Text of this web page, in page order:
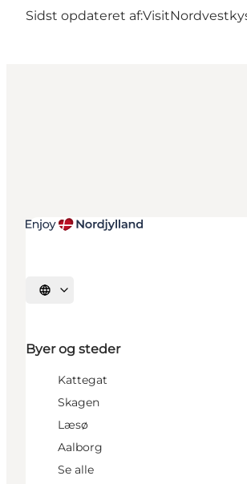
Sidst opdateret af:
Vælg sprog
Byer og steder
Kattegat
Skagen
Læsø
Aalborg
Se alle